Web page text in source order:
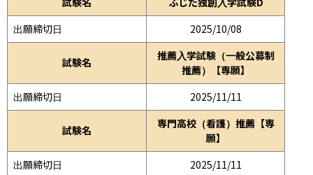
出願締切日
2025/10/08
試験名
推薦入学試験（一般公募制
推薦）【専願】
出願締切日
2025/11/11
試験名
専門高校（看護）推薦【専
願】
出願締切日
2025/11/11